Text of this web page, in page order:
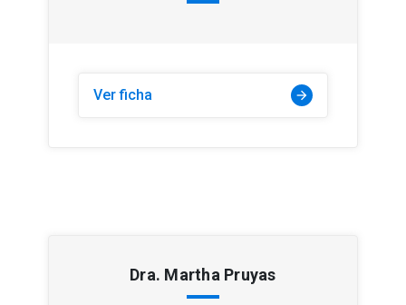
Ver ficha arrow_forward
Dra. Martha Pruyas